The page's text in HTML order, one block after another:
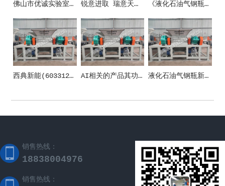
佛山市优诚实验室设备有限公司 锐意进取 瑞意天诚关注实验室安全 《液化石油气钢瓶》新国标10月1日正式施行！防止液化气瓶事端这些要紧记！
西典新能(603312)_股票在市场上生意的金额_行情_走势图—东方财富网 AI相关的产品其功能和应用场景 液化石油气钢瓶新国标施行 清晰五方面安全规范
销售热线：
18838004976
销售热线：